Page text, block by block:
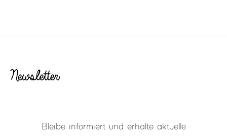
Newsletter
Bleibe informiert und erhalte aktuelle